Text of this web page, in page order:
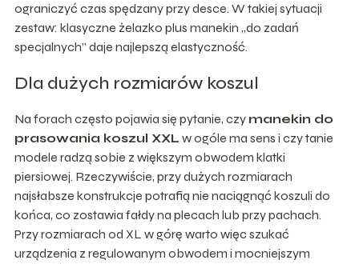
ograniczyć czas spędzany przy desce. W takiej sytuacji
zestaw: klasyczne żelazko plus manekin „do zadań
specjalnych” daje najlepszą elastyczność.
Dla dużych rozmiarów koszul
Na forach często pojawia się pytanie, czy manekin do
prasowania koszul XXL w ogóle ma sens i czy tanie
modele radzą sobie z większym obwodem klatki
piersiowej. Rzeczywiście, przy dużych rozmiarach
najsłabsze konstrukcje potrafią nie naciągnąć koszuli do
końca, co zostawia fałdy na plecach lub przy pachach.
Przy rozmiarach od XL w górę warto więc szukać
urządzenia z regulowanym obwodem i mocniejszym